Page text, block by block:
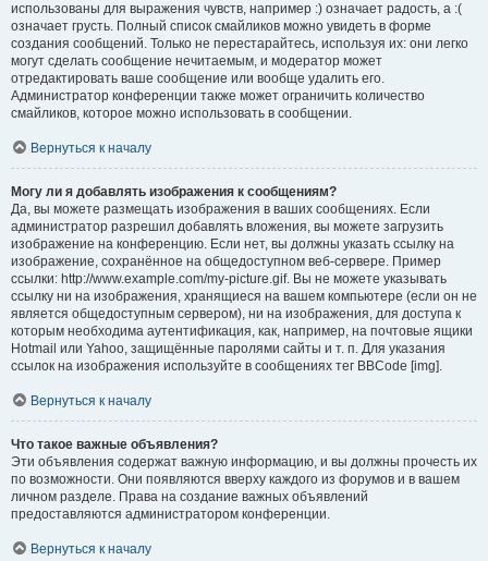
использованы для выражения чувств, например :) означает радость, а :(
означает грусть. Полный список смайликов можно увидеть в форме
создания сообщений. Только не перестарайтесь, используя их: они легко
могут сделать сообщение нечитаемым, и модератор может
отредактировать ваше сообщение или вообще удалить его.
Администратор конференции также может ограничить количество
смайликов, которое можно использовать в сообщении.
Вернуться к началу
Могу ли я добавлять изображения к сообщениям?
Да, вы можете размещать изображения в ваших сообщениях. Если
администратор разрешил добавлять вложения, вы можете загрузить
изображение на конференцию. Если нет, вы должны указать ссылку на
изображение, сохранённое на общедоступном веб-сервере. Пример
ссылки: http://www.example.com/my-picture.gif. Вы не можете указывать
ссылку ни на изображения, хранящиеся на вашем компьютере (если он не
является общедоступным сервером), ни на изображения, для доступа к
которым необходима аутентификация, как, например, на почтовые ящики
Hotmail или Yahoo, защищённые паролями сайты и т. п. Для указания
ссылок на изображения используйте в сообщениях тег BBCode [img].
Вернуться к началу
Что такое важные объявления?
Эти объявления содержат важную информацию, и вы должны прочесть их
по возможности. Они появляются вверху каждого из форумов и в вашем
личном разделе. Права на создание важных объявлений
предоставляются администратором конференции.
Вернуться к началу